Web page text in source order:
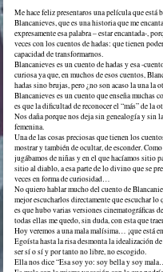
Me hace feliz presentaros una película que está
Blancanieves, que es una historia que me
expresamente esa palabra – estar encantada-,
veces con los cuentos de hadas: que tienen
capacidad de transformarnos.
Blancanieves es un cuento de hadas y esa -
curiosa ya que, en muchos de esos cuentos,
hadas sino brujas, pero ¿no son acaso la una la
Blancanieves es un cuento que enseña muchas
es que la dificultad de reconocer el “más” de la
Nos daña porque nos deja sin genealogía y sin
femenina.
Una de las cosas preciosas que tienen los
mostrar y también de ocultar, de esconder.
jugábamos de niñas y en el que hacíamos sitio
sitio al diablo, a esa parte de lo divino que se
veces en forma de curiosidad…
No quiero hablar mucho del cuento de
mejor escucharlos directamente que escuchar
es que hubo varias versiones cinematográficas
todas ellas me quedo, sin duda, con esta que
Hoy veremos a una mala malísima… ¡que está
Egoísta hasta la risa desmonta la idealización
ser sí o sí y por tanto no libre, no escogido.
Ella nos dice “Esa soy yo: soy bella y soy